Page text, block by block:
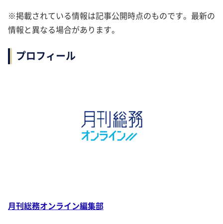
※掲載されている情報は記事公開時点のものです。最新の
情報と異なる場合があります。
プロフィール
月刊総務オンライン編集部